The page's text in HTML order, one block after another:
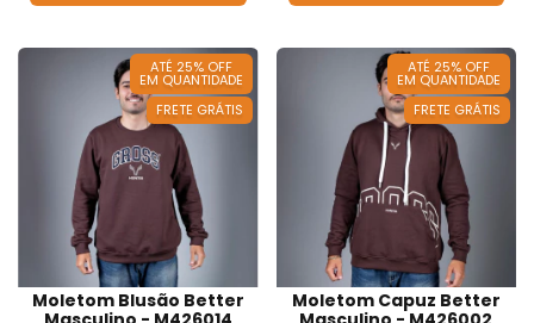
ATÉ 25% OFF
EM QUANTIDADE
FRETE GRÁTIS
Moletom Blusão Better
ATÉ 25% OFF
EM QUANTIDADE
FRETE GRÁTIS
Moletom Capuz Better